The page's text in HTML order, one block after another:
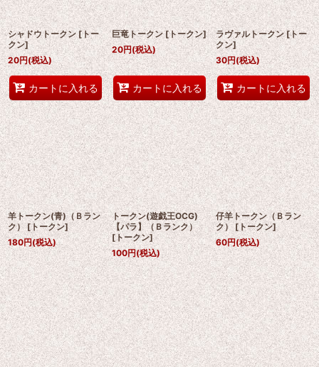
シャドウトークン [トー
クン]
20円(税込)
カートに入れる
巨竜トークン [トークン]
20円(税込)
カートに入れる
ラヴァルトークン [トー
クン]
30円(税込)
カートに入れる
羊トークン(青)（Ｂラン
ク） [トークン]
180円(税込)
トークン(遊戯王OCG)
【パラ】（Ｂランク）
[トークン]
100円(税込)
仔羊トークン（Ｂラン
ク） [トークン]
60円(税込)